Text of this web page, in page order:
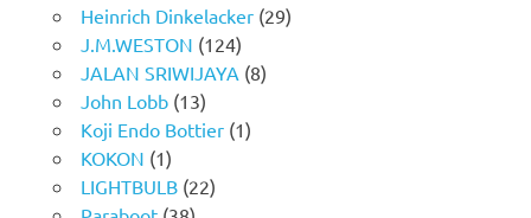
Heinrich Dinkelacker(29)
J.M.WESTON (124)
JALAN SRIWIJAYA (8)
John Lobb(13)
Koji Endo Bottier(1)
KOKON (1)
LIGHTBULB(22)